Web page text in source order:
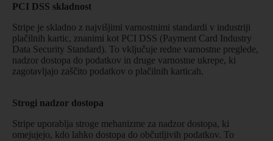
PCI DSS skladnost
Stripe je skladno z najvišjimi varnostnimi standardi v industriji
plačilnih kartic, znanimi kot PCI DSS (Payment Card Industry
Data Security Standard). To vključuje redne varnostne preglede,
nadzor dostopa do podatkov in druge varnostne ukrepe, ki
zagotavljajo zaščito podatkov o plačilnih karticah.
Strogi nadzor dostopa
Stripe uporablja stroge mehanizme za nadzor dostopa, ki
omejujejo, kdo lahko dostopa do občutljivih podatkov. To